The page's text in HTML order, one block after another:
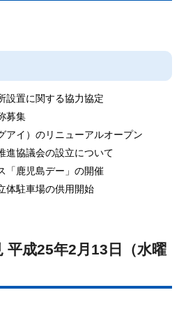
設置に関する協力協定
募集
アイ）のリニューアルオープン
進協議会の設立について
「鹿児島デー」の開催
体駐車場の供用開始
平成25年2月13日（水曜